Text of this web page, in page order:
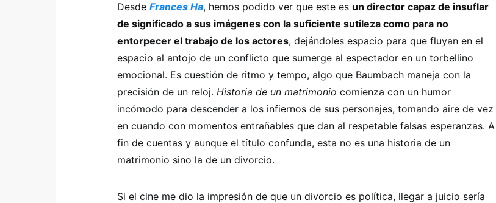
Desde Frances Ha, hemos podido ver que este es un director capaz de insuflar
de significado a sus imágenes con la suficiente sutileza como para no
entorpecer el trabajo de los actores, dejándoles espacio para que fluyan en el
espacio al antojo de un conflicto que sumerge al espectador en un torbellino
emocional. Es cuestión de ritmo y tempo, algo que Baumbach maneja con la
precisión de un reloj. Historia de un matrimonio comienza con un humor
incómodo para descender a los infiernos de sus personajes, tomando aire de vez
en cuando con momentos entrañables que dan al respetable falsas esperanzas. A
fin de cuentas y aunque el título confunda, esta no es una historia de un
matrimonio sino la de un divorcio.
Si el cine me dio la impresión de que un divorcio es política, llegar a juicio sería